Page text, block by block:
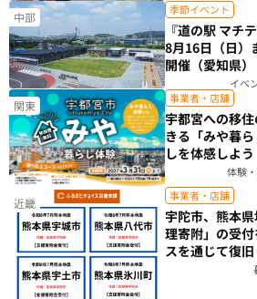
中部 季節イベント
『道の駅 マチ
8月16日（日）
開催（愛知県）
イベ
関東 事業者・店舗
宇都宮への移
きる「みや暮
しを体感しよう
体験
近畿 事業者・店舗
宇陀市、熊本
理寄附」の受
スを通じて復